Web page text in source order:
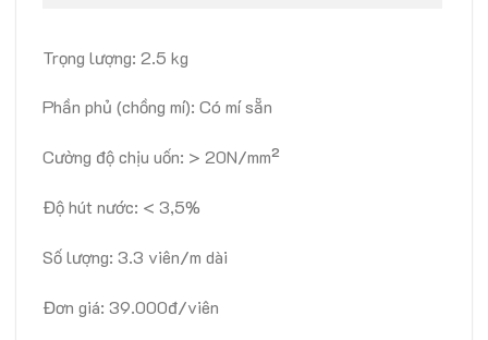
Trọng lượng: 2.5 kg
Phần phủ (chồng mí): Có mí sẵn
Cường độ chịu uốn: > 20N/mm²
Độ hút nước: < 3,5%
Số lượng: 3.3 viên/m dài
Đơn giá: 39.000đ/viên